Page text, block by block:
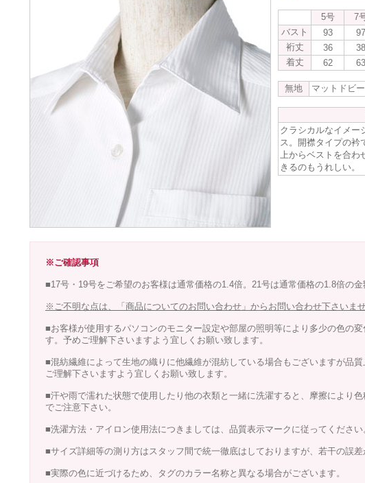
5号 7
バスト
93 97
裄丈
36 38
着丈
62 63
無地 マットドビー
クラシカルなイメー
ス。開襟タイプの衿
上からベストを合わ
きるのもうれしい。
※ご確認事項
■17号・19号をご希望のお客様は通常価格の1.4倍。21号は通常価格の1.8倍の金
※ご不明な点は、「商品についてのお問い合わせ」からお問い合わせ下さいませ
■お客様が使用するパソコンのモニター設定や部屋の照明等により多少の色の
す。予めご理解下さいますよう宜しくお願い致します。
■混紡繊維によって生地の織りに他繊維が混紡している場合もございますが品
ご理解下さいますよう宜しくお願い致します。
■汗や雨で濡れた状態で使用したり他の衣類と一緒に洗濯すると、摩擦により
でご注意下さい。
■洗濯方法・アイロン使用法につきましては、品質表示マークに従ってください
■サイズ詳細等の測り方はスタッフ間で統一徹底はしておりますが、若干の誤差
■実際の色に近づけるため、タグのカラー名称と異なる場合がございます。